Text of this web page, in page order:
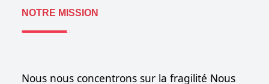
NOTRE MISSION
Nous nous concentrons sur la fragilité Nous